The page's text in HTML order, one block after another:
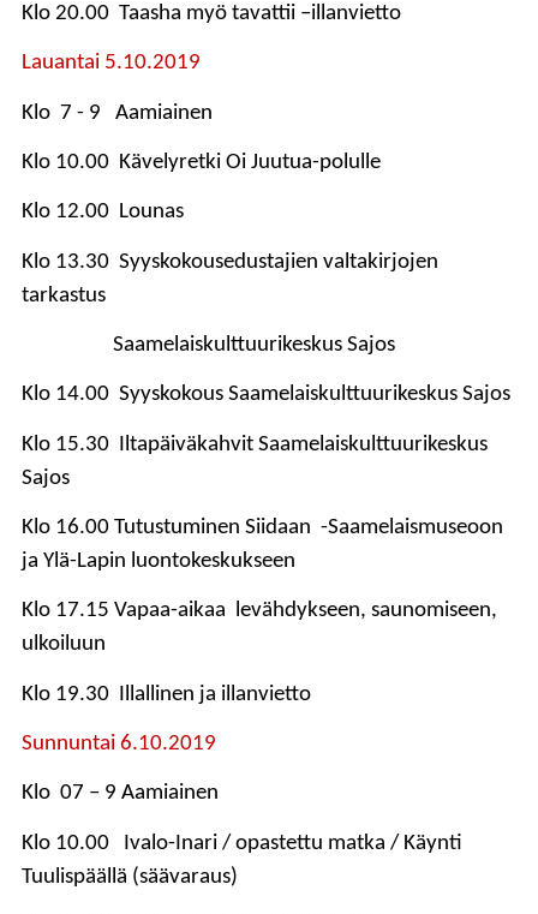
Klo 20.00 Taasha myö tavattii –illanvietto
Lauantai 5.10.2019
Klo 7 - 9 Aamiainen
Klo 10.00 Kävelyretki Oi Juutua-polulle
Klo 12.00 Lounas
Klo 13.30 Syyskokousedustajien valtakirjojen
tarkastus
Saamelaiskulttuurikeskus Sajos
Klo 14.00 Syyskokous Saamelaiskulttuurikeskus Sajos
Klo 15.30 Iltapäiväkahvit Saamelaiskulttuurikeskus
Sajos
Klo 16.00 Tutustuminen Siidaan -Saamelaismuseoon
ja Ylä-Lapin luontokeskukseen
Klo 17.15 Vapaa-aikaa levähdykseen, saunomiseen,
ulkoiluun
Klo 19.30 Illallinen ja illanvietto
Sunnuntai 6.10.2019
Klo 07 – 9 Aamiainen
Klo 10.00 Ivalo-Inari / opastettu matka / Käynti
Tuulispäällä (säävaraus)